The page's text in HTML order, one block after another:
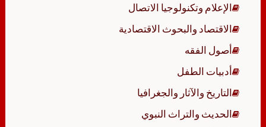
الإعلام وتكنولوجيا الاتصال
الاقتصاد والبحوث الاقتصادية
أصول الفقه
أدبيات الطفل
التاريخ والآثار والجغرافيا
الحديث والتراث النبوي